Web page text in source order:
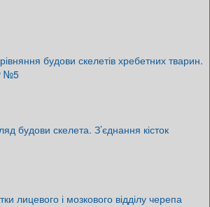
будови скелетів хребетних тварин.
№5
будови скелета. З’єднання кісток
лицевого і мозкового відділу черепа